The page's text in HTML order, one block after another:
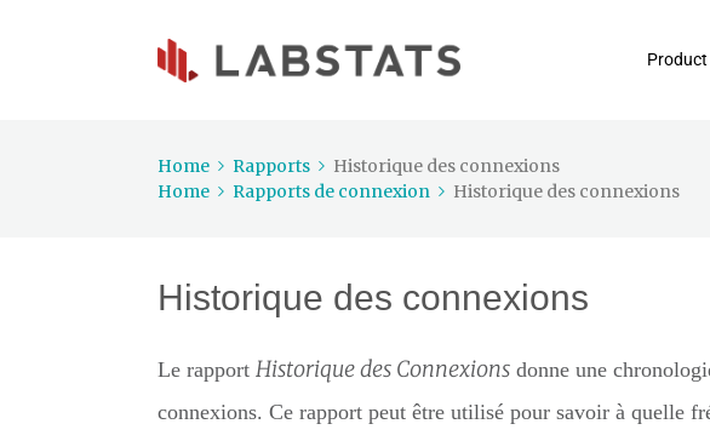
Product
Home Rapports
Historique des connexions
Home
Rapports de connexion Historique des connexions
Historique des connexions
Le rapport Historique des Connexions donne une
connexions. Ce rapport peut être utilisé pour savoir à quelle